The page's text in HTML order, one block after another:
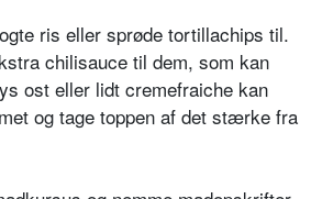
ris eller sprøde tortillachips til.
chilisauce til dem, som kan
ost eller lidt cremefraiche kan
og tage toppen af det stærke fra